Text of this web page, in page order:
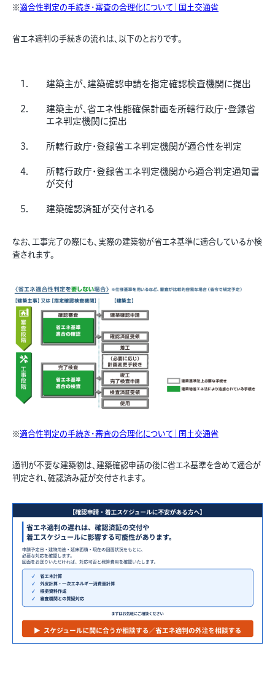
※適合性判定の手続き・審査の合理化について｜国土交通省
省エネ適判の手続きの流れは、以下のとおりです。
建築主が、建築確認申請を指定確認検査機関に提出
建築主が、省エネ性能確保計画を所轄行政庁・登録省
エネ判定機関に提出
所轄行政庁・登録省エネ判定機関が適合性を判定
所轄行政庁・登録省エネ判定機関から適合判定通知書
が交付
建築確認済証が交付される
なお、工事完了の際にも、実際の建築物が省エネ基準に適合しているか検
査されます。
※適合性判定の手続き・審査の合理化について｜国土交通省
適判が不要な建築物は、建築確認申請の後に省エネ基準を含めて適合が
判定され、確認済み証が交付されます。